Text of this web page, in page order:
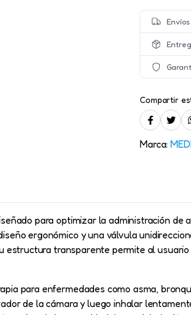
Compartir
Marca:
para optimizar la administración
ergonómico y una válvula
transparente permite al
para enfermedades como asma,
de la cámara y luego inhalar